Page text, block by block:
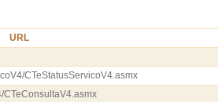
URL
CTeStatusServicoV4.asmx
CTeConsultaV4.asmx